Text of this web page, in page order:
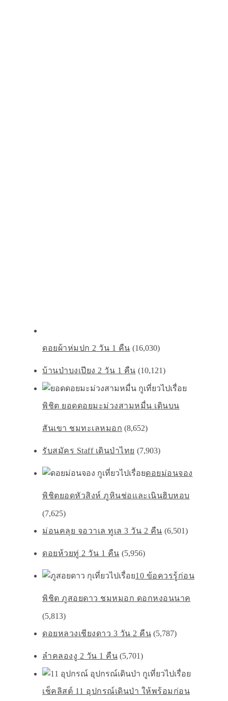
ดอยผ้าห่มปก 2 วัน 1 คืน (16,030)
บ้านป่าบงเปียง 2 วัน 1 คืน (10,121)
พิชิต ยอดดอยมะม่วงสามหมื่น เดินบน
สันเขา ชมทะเลหมอก (8,652)
รับสมัคร Staff เดินป่าไทย (7,903)
ดอยม่อนจอง
พิชิตยอดหัวสิงห์ ภูหินช่อเเละเนินฮิบหอบ
(7,625)
ม่อนคลุย จอวาเล ทูเล 3 วัน 2 คืน (6,501)
ดอยห้วยทู่ 2 วัน 1 คืน (5,956)
10 ข้อควรรู้ก่อน
พิชิต ภูสอยดาว ชมหมอก ดอกหงอนนาค
(5,813)
ดอยหลวงเชียงดาว 3 วัน 2 คืน (5,787)
ลำคลองงู 2 วัน 1 คืน (5,701)
เช็คลิสต์ 11 อุปกรณ์เดินป่า ให้พร้อมก่อน